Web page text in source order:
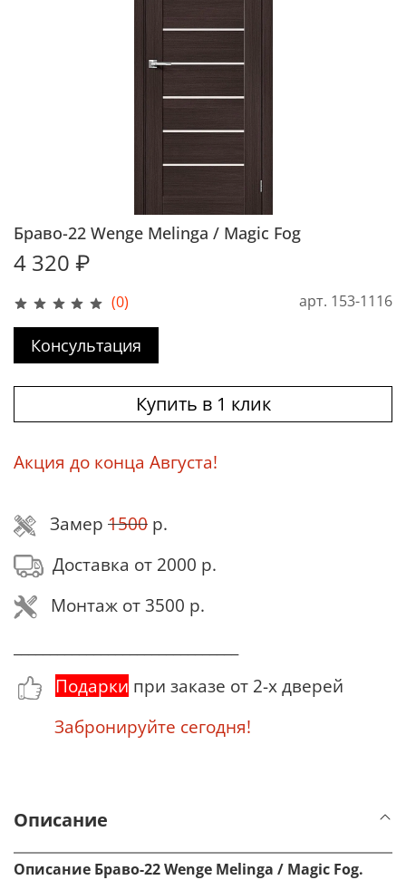
(0) арт. 153-1116
Браво-22 Wenge Melinga / Magic Fog
4 320 ₽
Консультация
Купить в 1 клик
Акция до конца Августа!
Замер 1500 р.
Доставка от 2000 р.
Монтаж от 3500 р.
Подарки при заказе от 2-х дверей
Забронируйте сегодня!
Описание
Описание Браво-22 Wenge Melinga / Magic Fog.